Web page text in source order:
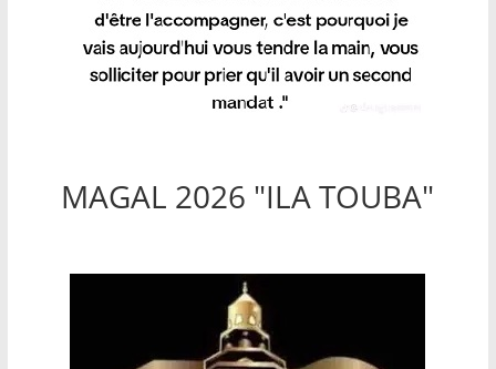
MAGAL 2026 "ILA TOUBA"